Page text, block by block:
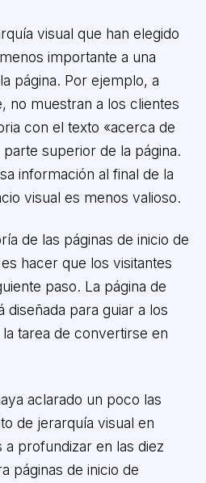
visual que han elegido
importante a una
página. Por ejemplo, a
no muestran a los clientes
con el texto «acerca de
superior de la página.
información al final de la
visual es menos valioso.
de las páginas de inicio de
hacer que los visitantes
paso. La página de
diseñada para guiar a los
tarea de convertirse en
aclarado un poco las
de jerarquía visual en
profundizar en las diez
páginas de inicio de